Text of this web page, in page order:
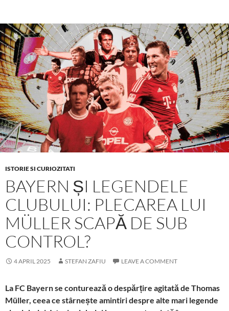
ISTORIE SI CURIOZITATI
BAYERN ȘI LEGENDELE
CLUBULUI: PLECAREA LUI
MÜLLER SCAPĂ DE SUB
CONTROL?
4 APRIL 2025 STEFAN ZAFIU LEAVE A COMMENT
La FC Bayern se conturează o despărțire agitată de Thomas
Müller, ceea ce stârnește amintiri despre alte mari legende